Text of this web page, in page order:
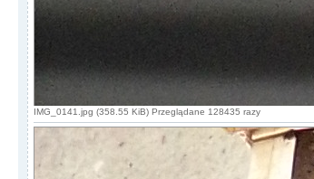
IMG_0141.jpg (358.55 KiB) Przeglądane 128435 razy